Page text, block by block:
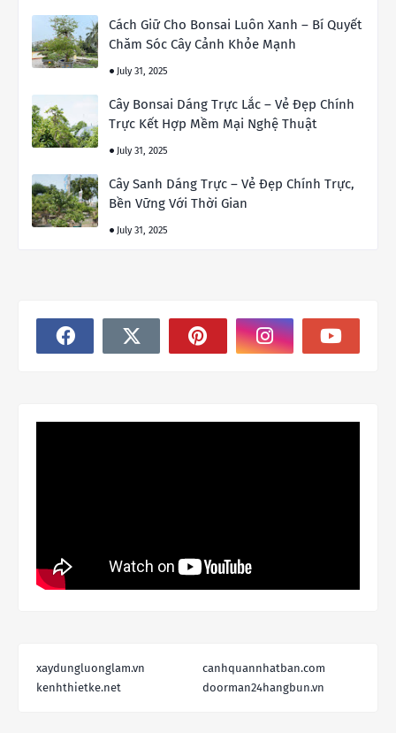
Cách Giữ Cho Bonsai Luôn Xanh – Bí Quyết
Chăm Sóc Cây Cảnh Khỏe Mạnh
July 31, 2025
Cây Bonsai Dáng Trực Lắc – Vẻ Đẹp Chính
Trực Kết Hợp Mềm Mại Nghệ Thuật
July 31, 2025
Cây Sanh Dáng Trực – Vẻ Đẹp Chính Trực,
Bền Vững Với Thời Gian
July 31, 2025
xaydungluonglam.vn
canhquannhatban.com
kenhthietke.net
doorman24hangbun.vn